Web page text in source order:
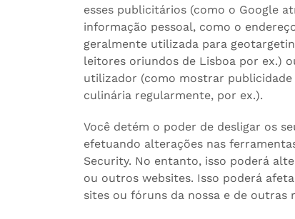
esses publicitários (como o Google
informação pessoal, como o
geralmente utilizada para
leitores oriundos de Lisboa por ex.)
utilizador (como mostrar
culinária regularmente, por ex.).
Você detém o poder de desligar os
efetuando alterações nas
Security. No entanto, isso poderá
ou outros websites. Isso poderá
sites ou fóruns da nossa e de outras